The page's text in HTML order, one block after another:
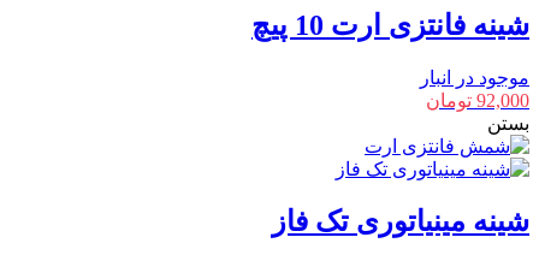
شینه فانتزی ارت 10 پیچ
موجود در انبار
92,000 تومان
بستن
شینه مینیاتوری تک فاز